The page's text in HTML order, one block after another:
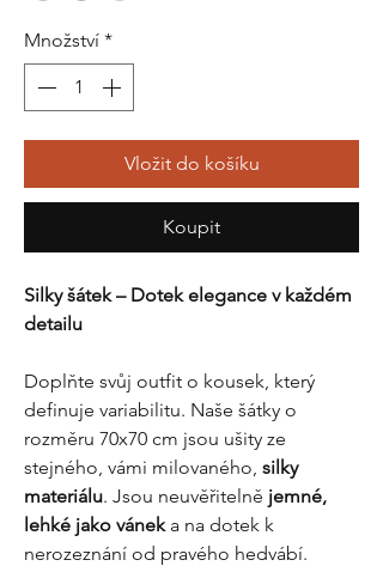
Množství *
Vložit do košíku
Koupit
Silky šátek – Dotek elegance v každém
detailu
Doplňte svůj outfit o kousek, který
definuje variabilitu. Naše šátky o
rozměru 70x70 cm jsou ušity ze
stejného, vámi milovaného, silky
materiálu. Jsou neuvěřitelně jemné,
lehké jako váneka na dotek k
nerozeznání od pravého hedvábí.